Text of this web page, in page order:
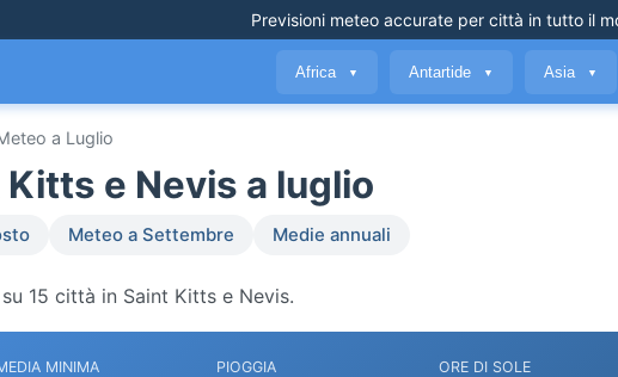
Previsioni meteo accurateper città in tutto il
Africa ▼ Antartide ▼ Asia ▼
a Luglio
e Nevis a luglio
Meteo a Settembre Medie annuali
15 città in Saint Kitts e Nevis.
MINIMA PIOGGIA ORE DI SOLE